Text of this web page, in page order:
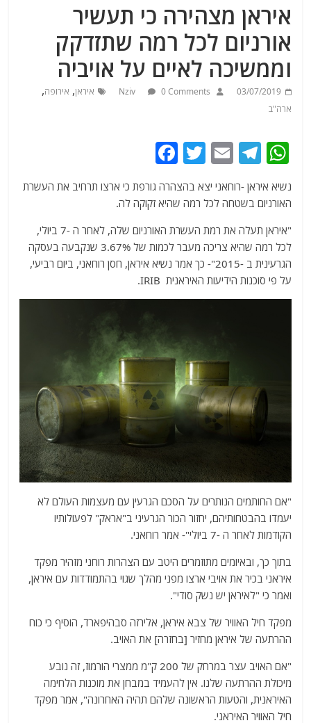
איראן מצהירה כי תעשיר
אורניום לכל רמה שתזדקק
וממשיכה לאיים על אויביה
03/07/2019
Nziv 0 Comments איראן, אירופה,
ארה"ב
W
at
s
A
p
p
T
e
g
ra
m
E
ai
l
T
itt
er
c
e
b
o
o
k
נשיא איראן -רוחאני יצא בהצהרה גורפת כי ארצו תרחיב את העשרת
האורניום בשטחה לכל רמה שהיא זקוקה לה.
"איראן תעלה את רמת העשרת האורניום שלה, לאחר ה -7 ביולי,
לכל רמה שהיא צריכה מעבר לכמות של 3.67% שנקבעה בעסקה
הגרעינית ב -2015"- כך אמר נשיא איראן, חסן רוחאני, ביום רביעי,
על פי סוכנות הידיעות האיראנית IRIB.
"אם החותמים הנותרים על הסכם הגרעין עם מעצמות העולם לא
יעמדו בהבטחותיהם, יחזור הכור הגרעיני ב"אראק" לפעולותיו
הקודמות לאחר ה -7 ביולי"- אמר רוחאני.
בתוך כך, ובאיומים מתוזמרים היטב עם הצהרות רוחני מזהיר מפקד
איראני בכיר את אויבי ארצו מפני מהלך שגוי בהתמודדות עם איראן,
ואמר כי "לאיראן יש נשק סודי".
מפקד חיל האוויר של צבא איראן, אלירזה סבהיפארד, הוסיף כי כוח
ההרתעה של איראן מחזיר [בחזרה] את האויב.
"אם האויב עצר במרחק של 200 ק"מ ממצרי הורמוז, זה נובע
מיכולת ההרתעה שלנו. אין להעמיד במבחן את מוכנות הלחימה
האיראנית, והטעות הראשונה שלהם תהיה האחרונה", אמר מפקד
חיל האוויר האיראני.